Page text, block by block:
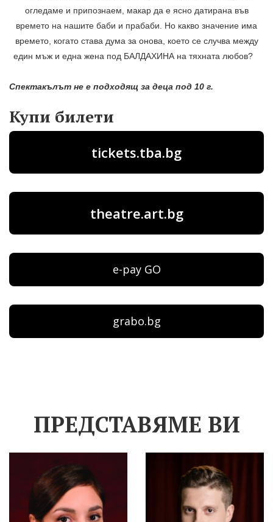
огледаме и припознаем, макар да е ясно датирана във
времето на нашите баби и прабаби. Но какво значение има
времето, когато става дума за онова, което се случва между
един мъж и една жена под БАЛДАХИНА на тяхната любов?
Спектакълът не е подходящ за деца под 10 г.
Купи билети
tickets.tba.bg
theatre.art.bg
e-pay GO
grabo.bg
ПРЕДСТАВЯМЕ ВИ